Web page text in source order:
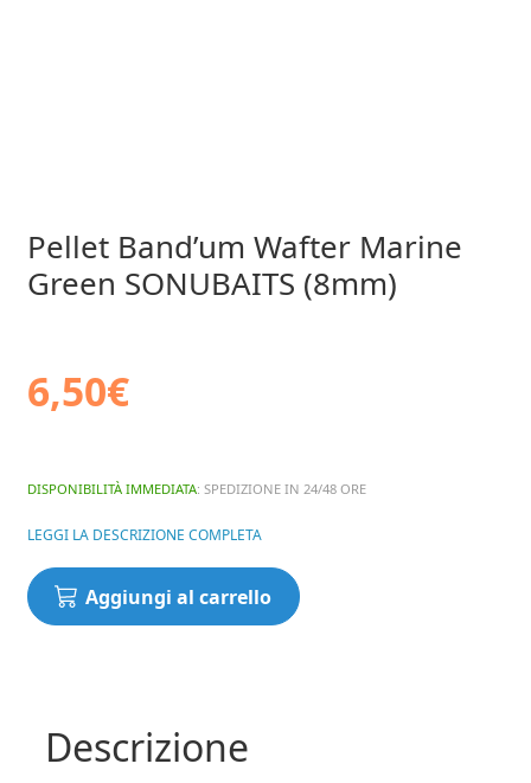
Pellet Band’um Wafter Marine
Green SONUBAITS (8mm)
6,50€
DISPONIBILITÀ IMMEDIATA: SPEDIZIONE IN 24/48 ORE
LEGGI LA DESCRIZIONE COMPLETA
Pellet
Band’um
SONUBAITS
(8mm)
Aggiungi al carrello
Descrizione